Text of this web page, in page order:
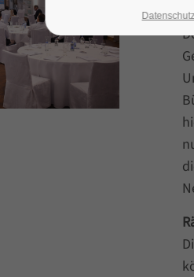
Datenschutz